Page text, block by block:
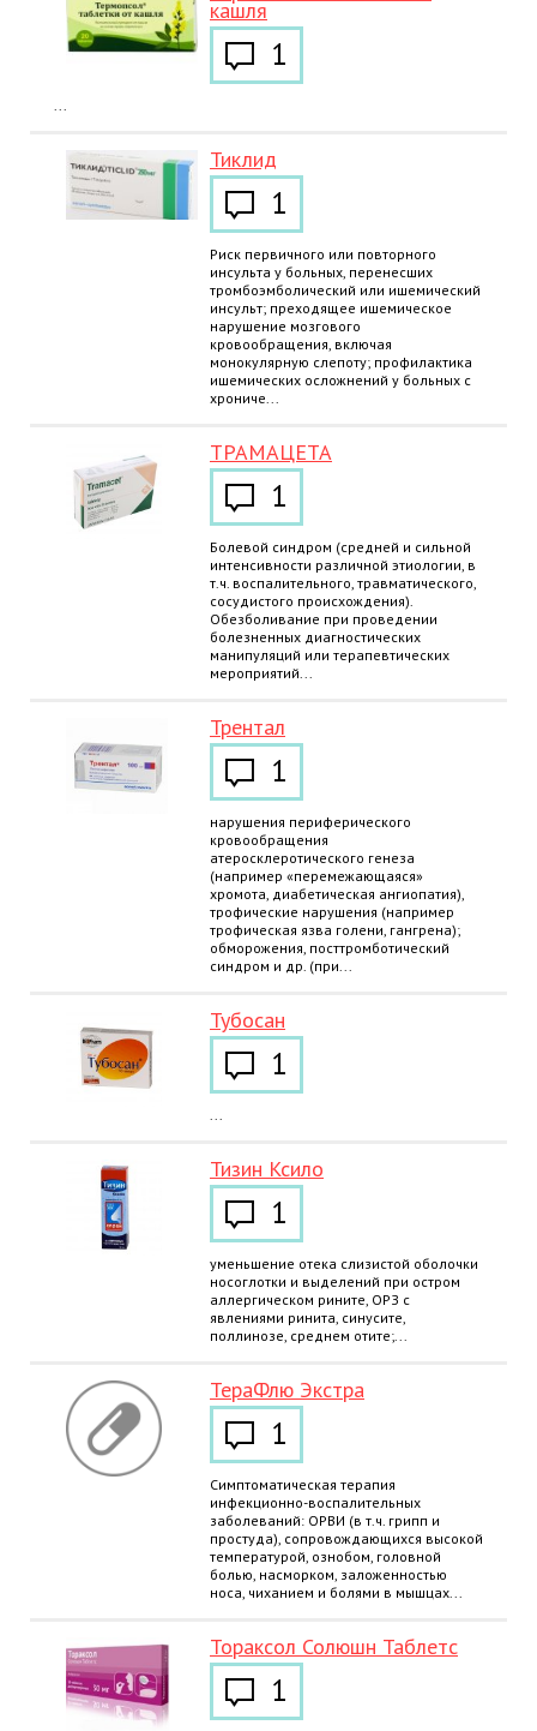
кашля
1
...
Тиклид
1
Риск первичного или повторного
инсульта у больных, перенесших
тромбоэмболический или ишемический
инсульт; преходящее ишемическое
нарушение мозгового
кровообращения, включая
монокулярную слепоту; профилактика
ишемических осложнений у больных с
хрониче...
ТРАМАЦЕТА
1
Болевой синдром (средней и сильной
интенсивности различной этиологии, в
т.ч. воспалительного, травматического,
сосудистого происхождения).
Обезболивание при проведении
болезненных диагностических
манипуляций или терапевтических
мероприятий...
Трентал
1
нарушения периферического
кровообращения
атеросклеротического генеза
(например «перемежающаяся»
хромота, диабетическая ангиопатия),
трофические нарушения (например
трофическая язва голени, гангрена);
обморожения, посттромботический
синдром и др. (при...
Тубосан
1
...
Тизин Ксило
1
уменьшение отека слизистой оболочки
носоглотки и выделений при остром
аллергическом рините, ОРЗ с
явлениями ринита, синусите,
поллинозе, среднем отите;...
ТераФлю Экстра
1
Симптоматическая терапия
инфекционно-воспалительных
заболеваний: ОРВИ (в т.ч. грипп и
простуда), сопровождающихся высокой
температурой, ознобом, головной
болью, насморком, заложенностью
носа, чиханием и болями в мышцах...
Тораксол Солюшн Таблетс
1